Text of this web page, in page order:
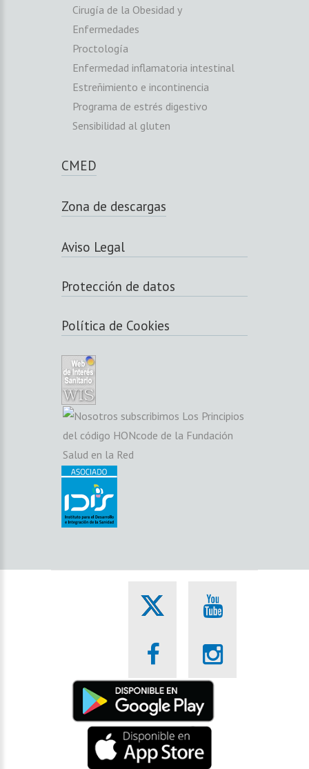
Cirugía de la Obesidad y
Enfermedades
Proctología
Enfermedad inflamatoria intestinal
Estreñimiento e incontinencia
Programa de estrés digestivo
Sensibilidad al gluten
CMED
Zona de descargas
Aviso Legal
Protección de datos
Política de Cookies